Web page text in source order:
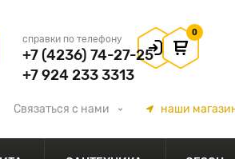
справки по телефону
+7 (4236) 74-27-25
+7 924 233 3313
0
Связаться с нами наши